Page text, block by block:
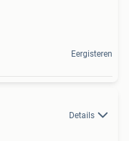
Eergisteren
Details